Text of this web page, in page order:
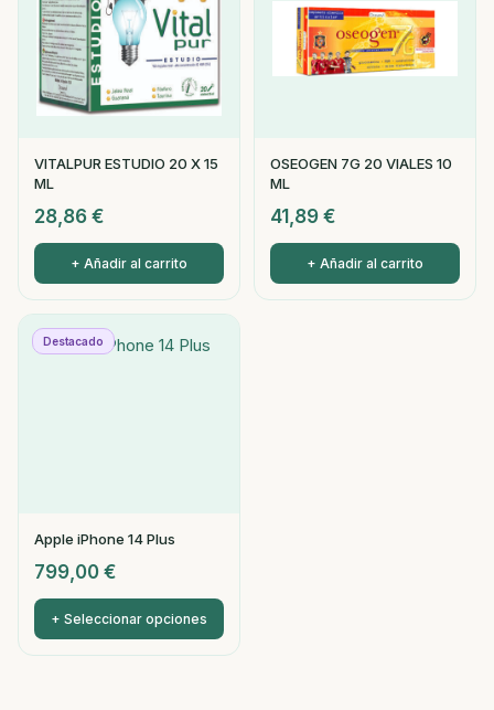
VITALPUR ESTUDIO 20 X 15
ML
28,86 €
+ Añadir al carrito
OSEOGEN 7G 20 VIALES 10
ML
41,89 €
+ Añadir al carrito
Destacado
Apple iPhone 14 Plus
799,00 €
+ Seleccionar opciones